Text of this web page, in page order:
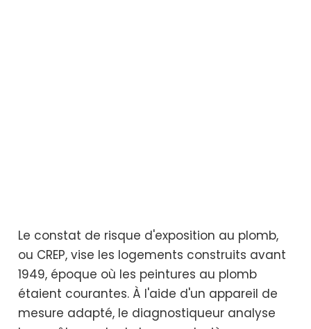
Le constat de risque d'exposition au plomb,
ou CREP, vise les logements construits avant
1949, époque où les peintures au plomb
étaient courantes. À l'aide d'un appareil de
mesure adapté, le diagnostiqueur analyse